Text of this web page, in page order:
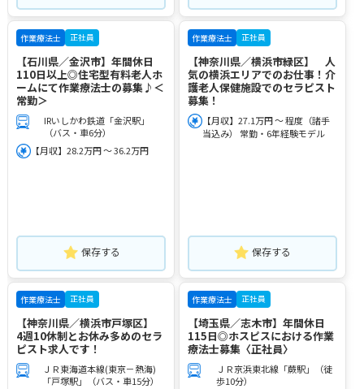
作業療法士 正社員
【石川県／金沢市】年間休日
110日以上◎住宅型有料老人ホ
ームにて作業療法士の募集♪＜
常勤＞
IRいしかわ鉄道「金沢駅」
（バス・車6分）
【月収】28.2万円 ～ 36.2万円
保存する
作業療法士 正社員
【神奈川県／横浜市緑区】 人
気の横浜エリアでのお仕事！介
護老人保健施設でのセラピスト
募集！
【月収】27.1万円 ～ 程度（諸手
当込み） 常勤・6年経験モデル
保存する
作業療法士 正社員
【神奈川県／横浜市戸塚区】
4週10休制とお休み多めのセラ
ピスト求人です！
ＪＲ東海道本線(東京－熱海)
「戸塚駅」（バス・車15分）
作業療法士 正社員
【埼玉県／志木市】年間休日
115日◎ホスピスにおける作業
療法士募集〈正社員〉
ＪＲ京浜東北線「蕨駅」（徒
歩10分）